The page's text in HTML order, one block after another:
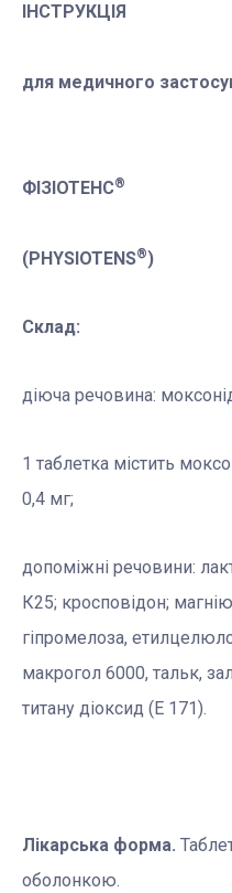
ІНСТРУКЦІЯ
для медичного
ФІЗІОТЕНС®
(PHYSIOTENS®)
Склад:
діюча речовина:
1 таблетка містить
0,4 мг;
допоміжні речовини:
К25; кросповідон;
гіпромелоза,
макрогол 6000, тальк,
титану діоксид (Е 171).
Лікарська форма.
оболонкою.